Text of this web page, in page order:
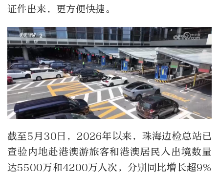
证件出来，更方便快捷。
截至5月30日，2026年以来，珠海边检总站已
查验内地赴港澳游旅客和港澳居民入出境数量
达5500万和4200万人次，分别同比增长超9%